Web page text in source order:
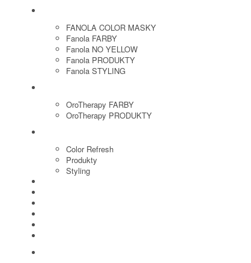
FANOLA COLOR MASKY
Fanola FARBY
Fanola NO YELLOW
Fanola PRODUKTY
Fanola STYLING
OroTherapy FARBY
OroTherapy PRODUKTY
Color Refresh
Produkty
Styling